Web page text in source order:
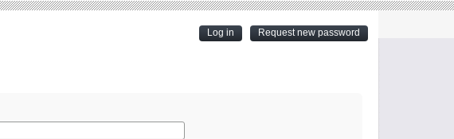
Log in (active tab)Request new password